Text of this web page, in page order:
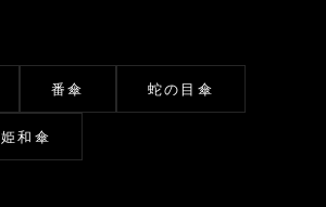
番傘 蛇の目傘
姫和傘